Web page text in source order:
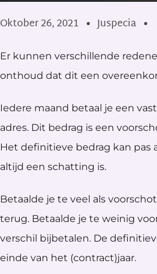
Oktober 26, 2021 Juspecia
Er kunnen verschillende
onthoud dat dit een
Iedere maand betaal je een
adres. Dit bedrag is een
Het definitieve bedrag kan pas
altijd een schatting is.
Betaalde je te veel als
terug. Betaalde je te weinig
verschil bijbetalen. De
einde van het (contract)jaar.